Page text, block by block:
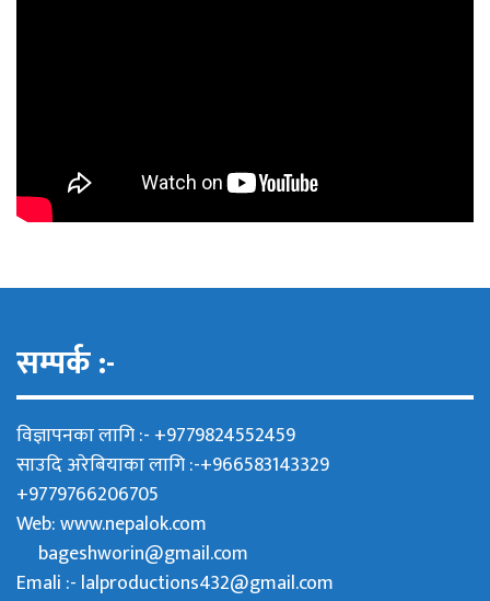
सम्पर्क :-
विज्ञापनका लागि :- +9779824552459
साउदि अरेबियाका लागि :-+966583143329
+9779766206705
Web:www.nepalok.com
bageshworin@gmail.com
Emali :- lalproductions432@gmail.com